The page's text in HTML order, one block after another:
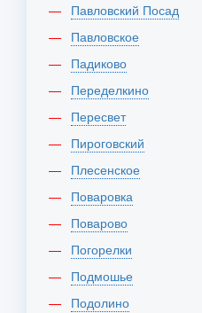
Павловский Посад
Павловское
Падиково
Переделкино
Пересвет
Пироговский
Плесенское
Поваровка
Поварово
Погорелки
Подмошье
Подолино